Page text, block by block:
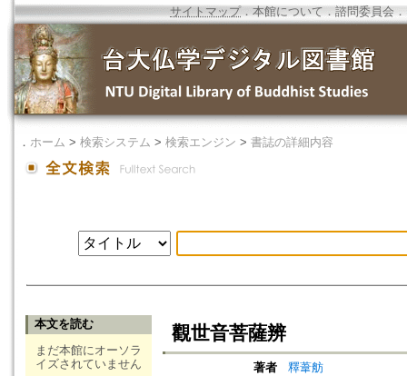
サイトマップ．本館について ． 諮問委員会 ．
． ホーム > 検索システム > 検索エンジン > 書誌の詳細内容
本文を読む
まだ本館にオーソラ
イズされていません
觀世音菩薩辨
著者
釋葦舫